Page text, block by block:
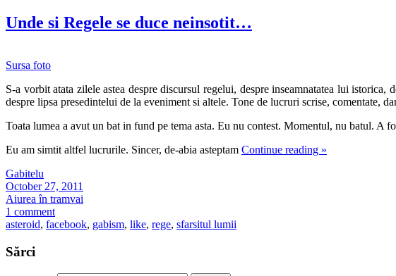
Unde si Regele se duce neinsotit…
Sursa foto
S-a vorbit atata zilele astea despre discursul regelui, despre inseamnatatea lui
despre lipsa presedintelui de la eveniment si altele. Tone de lucruri scrise, comentate,
Toata lumea a avut un bat in fund pe tema asta. Eu nu contest. Momentul, nu batul. A
Eu am simtit altfel lucrurile. Sincer, de-abia asteptam Continue reading »
Gabitelu
October 27, 2011
Aiurea în tramvai
1 comment
asteroid, facebook, gabism, like, rege, sfarsitul lumii
Sărci